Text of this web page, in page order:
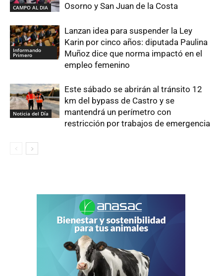
CAMPO AL DIA
Osorno y San Juan de la Costa
Informando
Primero
Lanzan idea para suspender la Ley
Karin por cinco años: diputada Paulina
Muñoz dice que norma impactó en el
empleo femenino
Noticia del Día
Este sábado se abrirán al tránsito 12
km del bypass de Castro y se
mantendrá un perímetro con
restricción por trabajos de emergencia